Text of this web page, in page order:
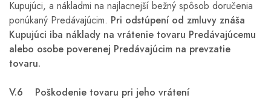
Kupujúci, a nákladmi na najlacnejší bežný spôsob doručenia
ponúkaný Predávajúcim. Pri odstúpení od zmluvy znáša
Kupujúci iba náklady na vrátenie tovaru Predávajúcemu
alebo osobe poverenej Predávajúcim na prevzatie
tovaru.
V.6 Poškodenie tovaru pri jeho vrátení